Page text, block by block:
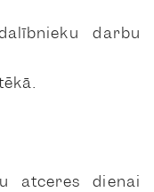
darbu
atceres dienai